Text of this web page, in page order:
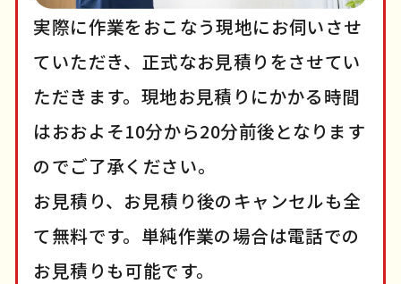
実際に作業をおこなう現地にお伺いさせ
ていただき、正式なお見積りをさせてい
ただきます。現地お見積りにかかる時間
はおおよそ10分から20分前後となります
のでご了承ください。
お見積り、お見積り後のキャンセルも全
て無料です。単純作業の場合は電話での
お見積りも可能です。